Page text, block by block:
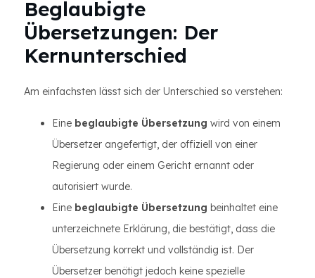
Beglaubigte
Übersetzungen: Der
Kernunterschied
Am einfachsten lässt sich der Unterschied so verstehen:
Eine beglaubigte Übersetzung wird von einem
Übersetzer angefertigt, der offiziell von einer
Regierung oder einem Gericht ernannt oder
autorisiert wurde.
Eine beglaubigte Übersetzung beinhaltet eine
unterzeichnete Erklärung, die bestätigt, dass die
Übersetzung korrekt und vollständig ist. Der
Übersetzer benötigt jedoch keine spezielle